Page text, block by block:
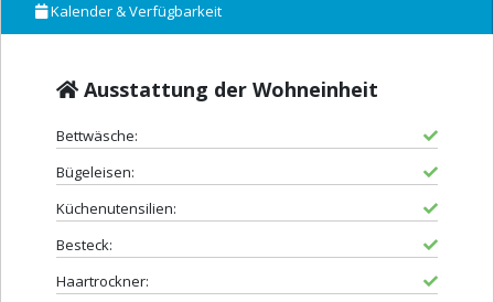
Kalender & Verfügbarkeit
Ausstattung der Wohneinheit
Bettwäsche:
Bügeleisen:
Küchenutensilien:
Besteck:
Haartrockner: